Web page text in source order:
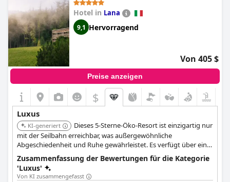
Hotel in Lana
9,1 Hervorragend
Von 405 $
Preise anzeigen
$
Luxus
KI-generiert
Dieses 5-Sterne-Öko-Resort ist einzigartig nur
mit der Seilbahn erreichbar, was außergewöhnliche
Abgeschiedenheit und Ruhe gewährleistet. Es verfügt über ein
luxuriöses Spa mit Infinity-Pool, Gourmet-Restaurants und
Zimmer, die mit natürlichen Materialien und raumhohen
Fenstern gestaltet sind, die atemberaubende Bergblicke bieten.
Zusammenfassung der Bewertungen für die Kategorie
'Luxus'
Von KI zusammengefasst